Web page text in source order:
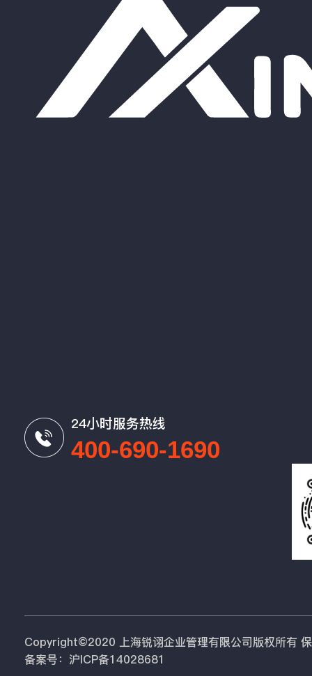
24小时服务热线
400-690-1690
Copyright©2020 上海锐诩企业管理有限公司版权所有
备案号：沪ICP备14028681